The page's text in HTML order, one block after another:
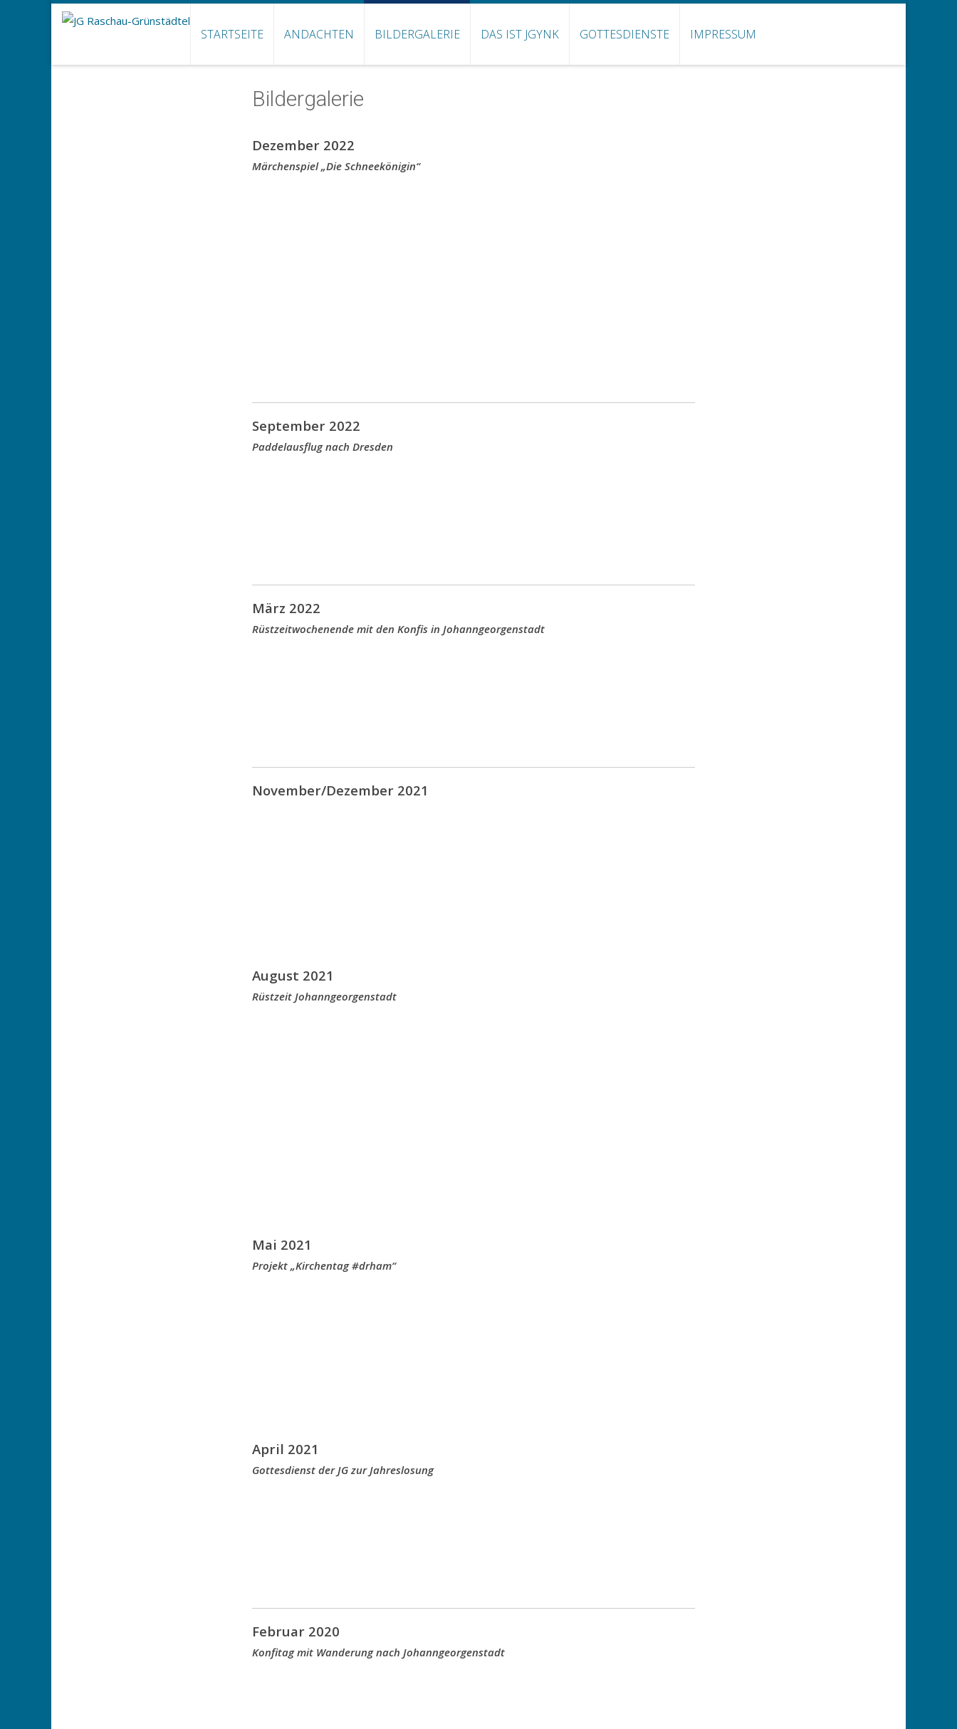
STARTSEITE ANDACHTEN BILDERGALERIE DAS IST JGYNK GOTTESDIENSTE IMPRESSUM
Bildergalerie
Dezember 2022
Märchenspiel „Die Schneekönigin“
September 2022
Paddelausflug nach Dresden
März 2022
Rüstzeitwochenende mit den Konfis in Johanngeorgenstadt
November/Dezember 2021
August 2021
Rüstzeit Johanngeorgenstadt
Mai 2021
Projekt „Kirchentag #drham“
April 2021
Gottesdienst der JG zur Jahreslosung
Februar 2020
Konfitag mit Wanderung nach Johanngeorgenstadt